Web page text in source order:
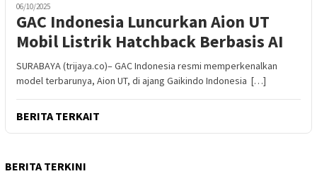
06/10/2025
GAC Indonesia Luncurkan Aion UT
Mobil Listrik Hatchback Berbasis AI
SURABAYA (trijaya.co)– GAC Indonesia resmi memperkenalkan
model terbarunya, Aion UT, di ajang Gaikindo Indonesia […]
BERITA TERKAIT
BERITA TERKINI